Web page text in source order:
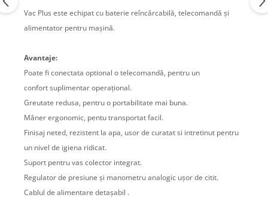
Vac Plus este echipat cu baterie reîncărcabilă, telecomandă și
alimentator pentru mașină.
Avantaje:
Poate fi conectata optional o telecomandă, pentru un
confort suplimentar operațional.
Greutate redusa, pentru o portabilitate mai buna.
Mâner ergonomic, pentu transportat facil.
Finisaj neted, rezistent la apa, usor de curatat si intretinut pentru
un nivel de igiena ridicat.
Suport pentru vas colector integrat.
Regulator de presiune și manometru analogic ușor de citit.
Cablul de alimentare detașabil .